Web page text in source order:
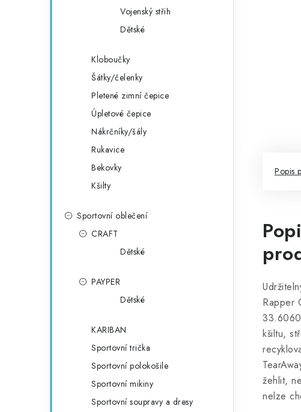
Vojenský střih
Dětské
Kloboučky
Šátky/čelenky
Pletené zimní čepice
Úpletové čepice
Nákrčníky/šály
Rukavice
Bekovky
Kšilty
Sportovní oblečení
CRAFT
Dětské
PAYPER
Dětské
KARIBAN
Sportovní trička
Sportovní polokošile
Sportovní mikiny
Sportovní soupravy a dresy
Popis
Rapper
kšiltu,
žehlit,
nelze